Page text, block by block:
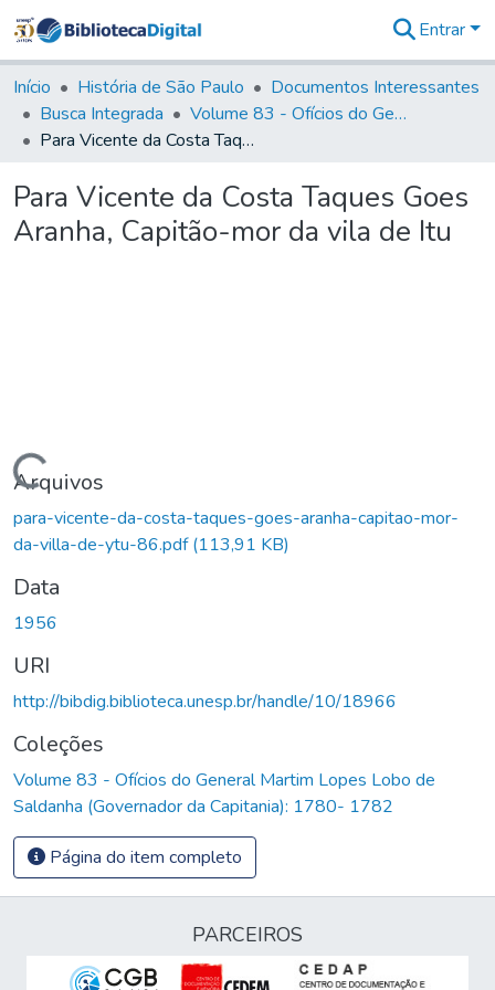
&
Coleções
Tudo na
Biblioteca
Estatísticas
Entrar
Início História de São Paulo
Documentos Interessantes
Busca Integrada
Volume 83 - Ofícios do General Martim Lopes Lobo de Saldanha (Governador da Capitania): 1780- 1782
Para Vicente da Costa Taques Goes Aranha, Capitão-mor da vila de Itu
Para Vicente da Costa Taques Goes
Aranha, Capitão-mor da vila de Itu
Carregando...
Arquivos
para-vicente-da-costa-taques-goes-aranha-capitao-mor-
da-villa-de-ytu-86.pdf(113,91 KB)
Data
1956
URI
http://bibdig.biblioteca.unesp.br/handle/10/18966
Coleções
Volume 83 - Ofícios do General Martim Lopes Lobo de
Saldanha (Governador da Capitania): 1780- 1782
Página do item completo
PARCEIROS